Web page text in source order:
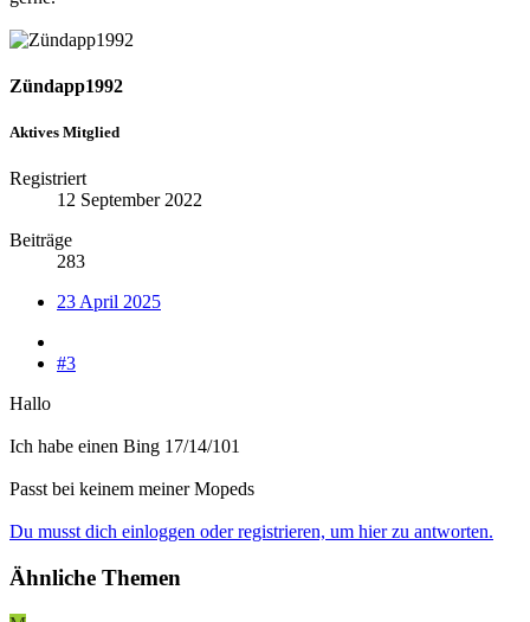
Zündapp1992
Aktives Mitglied
Registriert
12 September 2022
Beiträge
283
23 April 2025
#3
Hallo
Ich habe einen Bing 17/14/101
Passt bei keinem meiner Mopeds
Du musst dich einloggen oder registrieren, um hier zu antworten.
Ähnliche Themen